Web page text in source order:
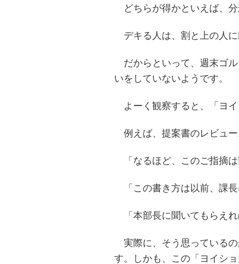
どちらが得かといえば、分
デキる人は、割と上の人に
だからといって、週末ゴル
いをしていないようです。
よーく観察すると、「ヨイ
例えば、提案書のレビュー
「なるほど、このご指摘は
「この書き方は以前、課長
「本部長に聞いてもらえれ
実際に、そう思っている
す。しかも、この「ヨイシ